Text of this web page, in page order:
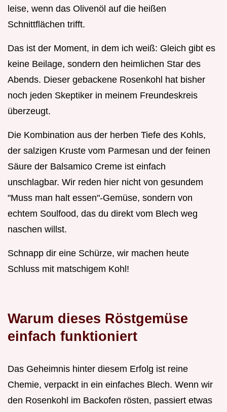
leise, wenn das Olivenöl auf die heißen
Schnittflächen trifft.
Das ist der Moment, in dem ich weiß: Gleich gibt es
keine Beilage, sondern den heimlichen Star des
Abends. Dieser gebackene Rosenkohl hat bisher
noch jeden Skeptiker in meinem Freundeskreis
überzeugt.
Die Kombination aus der herben Tiefe des Kohls,
der salzigen Kruste vom Parmesan und der feinen
Säure der Balsamico Creme ist einfach
unschlagbar. Wir reden hier nicht von gesundem
"Muss man halt essen"-Gemüse, sondern von
echtem Soulfood, das du direkt vom Blech weg
naschen willst.
Schnapp dir eine Schürze, wir machen heute
Schluss mit matschigem Kohl!
Warum dieses Röstgemüse
einfach funktioniert
Das Geheimnis hinter diesem Erfolg ist reine
Chemie, verpackt in ein einfaches Blech. Wenn wir
den Rosenkohl im Backofen rösten, passiert etwas